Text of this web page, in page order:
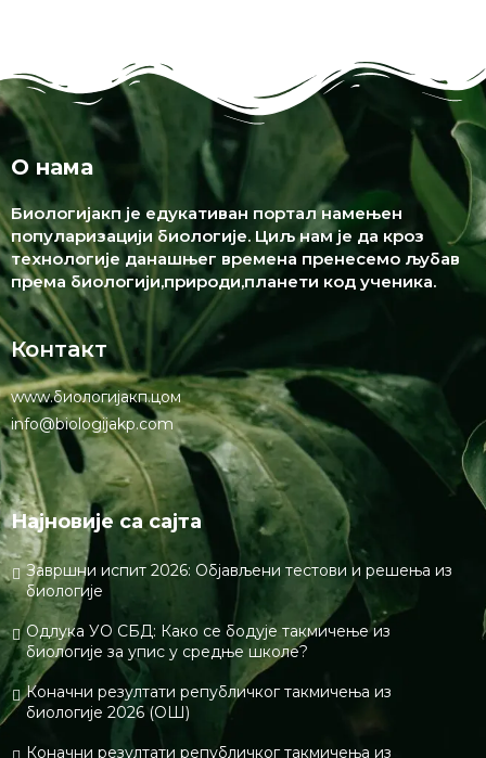
О нама
Биологијакп је едукативан портал намењен
популаризацији биологије. Циљ нам је да кроз
технологије данашњег времена пренесемо љубав
према биологији,природи,планети код ученика.
Контакт
www.биологијакп.цом
info@biologijakp.com
Најновије са сајта
Завршни испит 2026: Објављени тестови и решења из
биологије
Одлука УО СБД: Како се бодује такмичење из
биологије за упис у средње школе?
Коначни резултати републичког такмичења из
биологије 2026 (ОШ)
Коначни резултати републичког такмичења из